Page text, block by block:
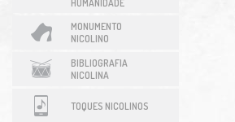
HUMANIDADE
MONUMENTO
NICOLINO
BIBLIOGRAFIA
NICOLINA
TOQUES NICOLINOS